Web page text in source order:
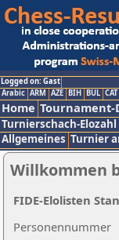
Logged on: Gast
Arabic ARM AZE BIH BUL CAT
Home Tournament-
Turnierschach-Elozahl
Allgemeines Turnier
Willkommen
Personennummer
FIDE-Elolisten